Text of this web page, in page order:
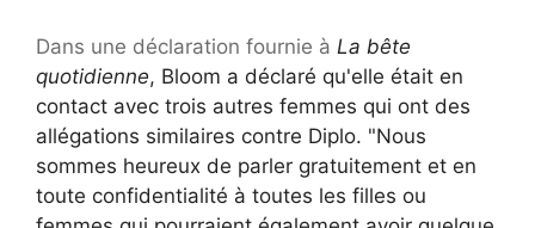
Dans une déclaration fournie à La bête
quotidienne, Bloom a déclaré qu'elle était en
contact avec trois autres femmes qui ont des
allégations similaires contre Diplo. "Nous
sommes heureux de parler gratuitement et en
toute confidentialité à toutes les filles ou